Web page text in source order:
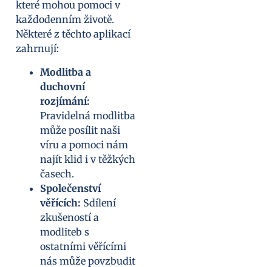
které mohou pomoci v
každodenním životě.
Některé z těchto aplikací
zahrnují:
Modlitba a
duchovní
rozjímání:
Pravidelná modlitba
může posílit naši
víru a pomoci nám
najít klid i v těžkých
časech.
Společenství
věřících: Sdílení
zkušeností a
modliteb s
ostatními věřícími
nás může povzbudit